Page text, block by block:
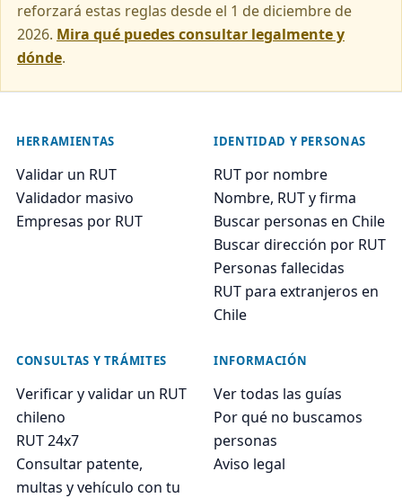
reforzará estas reglas desde el 1 de diciembre de
2026. Mira qué puedes consultar legalmente y
dónde.
HERRAMIENTAS
Validar un RUT
Validador masivo
Empresas por RUT
IDENTIDAD Y PERSONAS
RUT por nombre
Nombre, RUT y firma
Buscar personas en Chile
Buscar dirección por RUT
Personas fallecidas
RUT para extranjeros en
Chile
CONSULTAS Y TRÁMITES
Verificar y validar un RUT
chileno
RUT 24x7
Consultar patente,
multas y vehículo con tu
INFORMACIÓN
Ver todas las guías
Por qué no buscamos
personas
Aviso legal